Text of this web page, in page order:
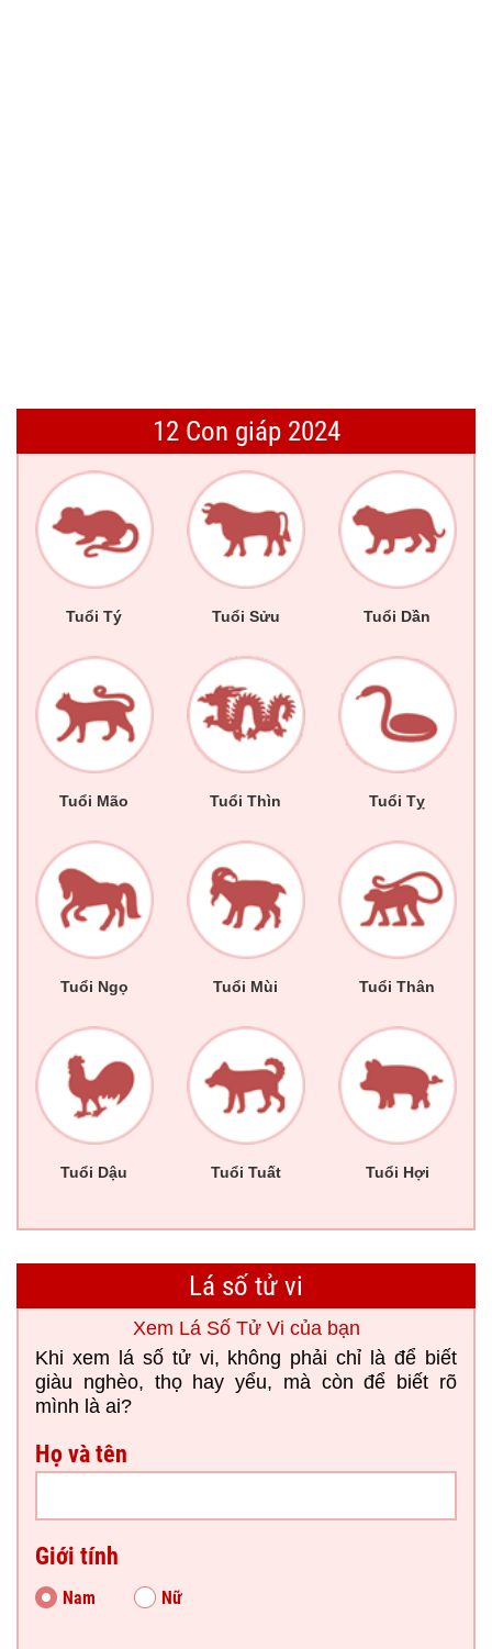
12 Con giáp 2024
Tuổi Tý Tuổi Sửu Tuổi Dần
Tuổi Mão Tuổi Thìn Tuổi Tỵ
Tuổi Ngọ Tuổi Mùi Tuổi Thân
Tuổi Dậu Tuổi Tuất Tuổi Hợi
Lá số tử vi
Xem Lá Số Tử Vi của bạn
Khi xem lá số tử vi, không phải chỉ là để biết
giàu nghèo, thọ hay yểu, mà còn để biết rõ
mình là ai?
Họ và tên
Giới tính
Nam Nữ